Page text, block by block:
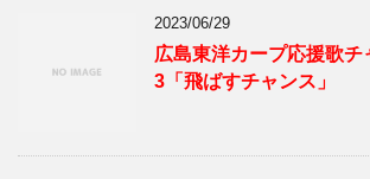
2023/06/29
広島東洋カープ応援歌チ
3「飛ばすチャンス」